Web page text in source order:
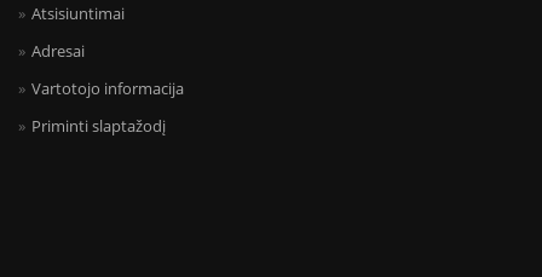
Atsisiuntimai
Adresai
Vartotojo informacija
Priminti slaptažodį